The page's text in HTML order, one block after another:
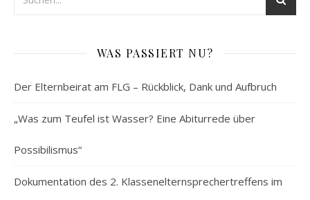
WAS PASSIERT NU?
Der Elternbeirat am FLG – Rückblick, Dank und Aufbruch
„Was zum Teufel ist Wasser? Eine Abiturrede über
Possibilismus“
Dokumentation des 2. Klassenelternsprechertreffens im